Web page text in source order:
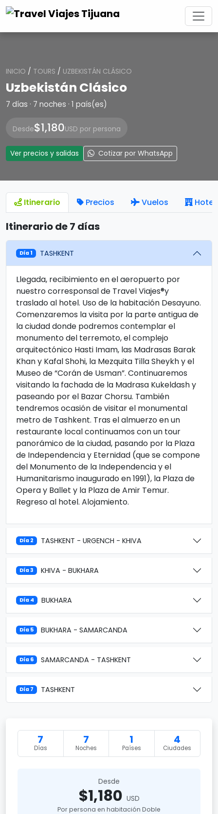
INICIO / TOURS / UZBEKISTÁN CLÁSICO
Uzbekistán Clásico
7 días · 7 noches · 1 país(es)
Desde$1,180USD por persona
Ver precios y salidas Cotizar por WhatsApp
Itinerario Precios Vuelos
Itinerario de 7 días
Día 1 TASHKENT
Llegada, recibimiento en el aeropuerto por
nuestro corresponsal de Travel Viajes®y
traslado al hotel. Uso de la habitación Desayuno.
Comenzaremos la visita por la parte antigua de
la ciudad donde podremos contemplar el
monumento del terremoto, el complejo
arquitectónico Hasti Imam, las Madrasas Barak
Khan y Kafal Shohi, la Mezquita Tilla Sheykh y el
Museo de “Corán de Usman”. Continuaremos
visitando la fachada de la Madrasa Kukeldash y
paseando por el Bazar Chorsu. También
tendremos ocasión de visitar el monumental
metro de Tashkent. Tras el almuerzo en un
restaurante local continuamos con un tour
panorámico de la ciudad, pasando por la Plaza
de Independencia y Eternidad (que se compone
del Monumento de la Independencia y el
Humanitarismo inaugurado en 1991), la Plaza de
Opera y Ballet y la Plaza de Amir Temur.
Regreso al hotel. Alojamiento.
Día 2 TASHKENT - URGENCH - KHIVA
Día 3 KHIVA - BUKHARA
Día 4 BUKHARA
Día 5 BUKHARA - SAMARCANDA
Día 6 SAMARCANDA - TASHKENT
Día 7 TASHKENT
7
Días
7
Noches
1
Países
4
Ciudades
Desde
$1,180 USD
Por persona en habitación Doble